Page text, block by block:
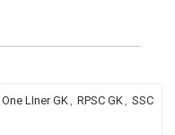
One LIner GK, RPSC GK, SSC